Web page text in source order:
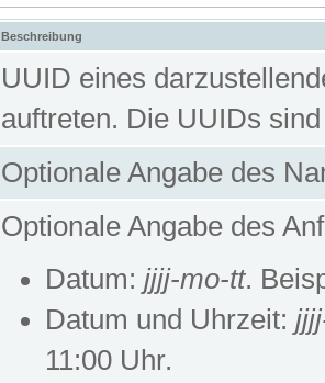
Beschreibung
UUID eines
auftreten. Die UUIDs
Optionale Angabe des
Optionale Angabe des
Datum: jjjj-mo-tt.
Datum und Uhrzeit:
11:00 Uhr.